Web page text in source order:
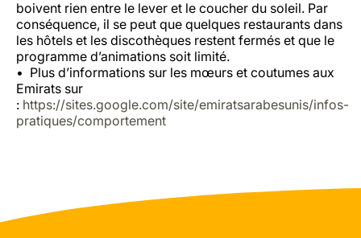
boivent rien entre le lever et le coucher du soleil. Par
conséquence, il se peut que quelques restaurants dans
les hôtels et les discothèques restent fermés et que le
programme d’animations soit limité.
Plus d’informations sur les mœurs et coutumes aux
Emirats sur
: https://sites.google.com/site/emiratsarabesunis/infos-
pratiques/comportement